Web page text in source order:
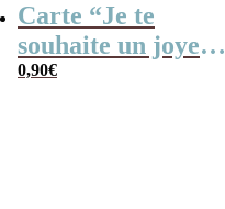
Carte “Je te
souhaite un joyeux
anniversaire”
0,90€